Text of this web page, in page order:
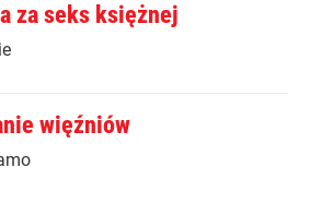
za seks księżnej
więźniów